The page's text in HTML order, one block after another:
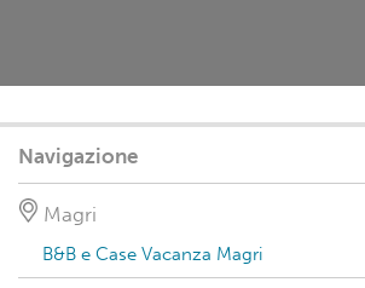
Navigazione
Magri
B&B e Case Vacanza Magri